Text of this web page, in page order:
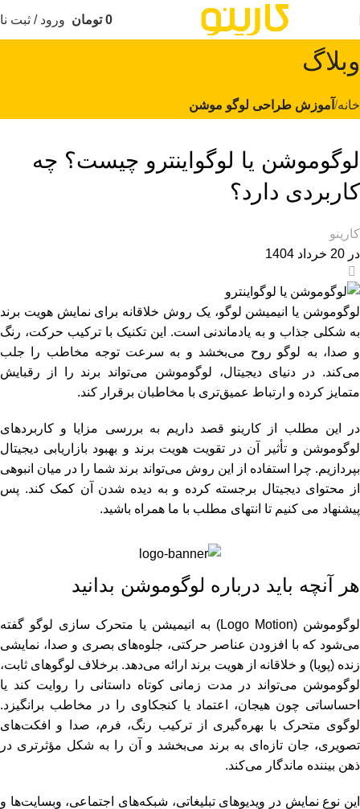
0 تومان ورود / ثبت
وبلاگ
خانه آموزش طراحی لوگو موشن
لوگوموشن یا لوگواینترو چیست؟ چه
کاربردی دارد؟
کارینو
در 20 خرداد 1404
لوگوموشن یا انیمیشن لوگو، یک روش خلاقانه برای نمایش هویت برند
به‌ شکلی جذاب و به ‌یادماندنی است. این تکنیک با ترکیب حرکت، رنگ
و صدا، به لوگو روح می‌بخشد و به‌ سرعت توجه مخاطب را جلب
می‌کند. در دنیای دیجیتال، لوگوموشن می‌تواند برند را از رقبایش
متمایز کرده و ارتباط عمیق‌تری با مخاطبان برقرار کند.
در این مطلب از کارینو قصد داریم به ‌بررسی مزایا و کاربردهای
لوگوموشن و تأثیر آن در تقویت هویت برند و بهبود بازاریابی دیجیتال
بپردازیم. چرا استفاده از این روش می‌تواند برند شما را در میان انبوهی
از محتوای دیجیتال برجسته کرده و به دیده شدن آن کمک کند. پس
پیشنهاد می کنیم تا انتهای مطلب با ما همراه باشید.
هر آنچه باید درباره لوگوموشن بدانید
لوگوموشن (Logo Motion) به انیمیشن یا متحرک ‌سازی لوگو گفته
می‌شود که با افزودن عناصر حرکتی، جلوه‌های بصری و صدا، نمایشی
زنده (پویا) و خلاقانه از هویت برند ارائه می‌دهد. برخلاف لوگوهای ثابت،
لوگوموشن می‌تواند در مدت‌ زمانی کوتاه داستانی را روایت کند یا
احساساتی چون هیجان، اعتماد یا کنجکاوی را در مخاطب برانگیزد.
لوگوی متحرک با بهره‌گیری از ترکیب رنگ، فرم، صدا و افکت‌های
تصویری، جان تازه‌ای به برند می‌بخشد و آن را به ‌شکل مؤثرتری در
ذهن بیننده ماندگار می‌کند.
این نوع نمایش در ویدیوهای تبلیغاتی، شبکه‌های اجتماعی، وبسایت‌ها و